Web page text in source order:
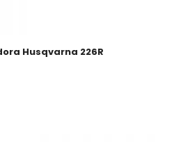
Husqvarna 226R